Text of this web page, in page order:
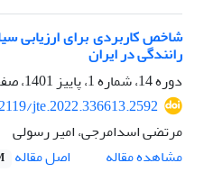
شاخص کاربردی برای ارزیابی
رانندگی در ایران
دوره 14، شماره 1، پاییز 1401، صفحه
jte.2022.336613.2592
مرتضی اسدامرجی، امیر رسولی
مشاهده مقاله
اصل مقاله